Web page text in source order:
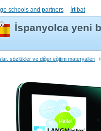
schools and partners İrtibat
İspanyolca yeni
sözlükler ve diğer eğitim materyalleri